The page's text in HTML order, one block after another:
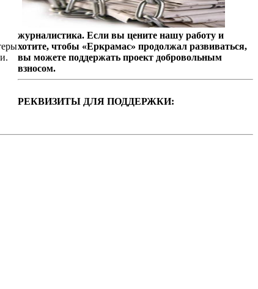
журналистика. Если вы цените нашу работу и
хотите, чтобы «Еркрамас» продолжал развиваться,
вы можете поддержать проект добровольным
взносом.
РЕКВИЗИТЫ ДЛЯ ПОДДЕРЖКИ: